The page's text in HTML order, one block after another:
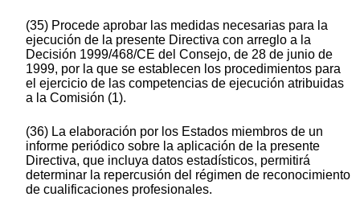
(35) Procede aprobar las medidas necesarias para la
ejecución de la presente Directiva con arreglo a la
Decisión 1999/468/CE del Consejo, de 28 de junio de
1999, por la que se establecen los procedimientos para
el ejercicio de las competencias de ejecución atribuidas
a la Comisión (1).
(36) La elaboración por los Estados miembros de un
informe periódico sobre la aplicación de la presente
Directiva, que incluya datos estadísticos, permitirá
determinar la repercusión del régimen de reconocimiento
de cualificaciones profesionales.